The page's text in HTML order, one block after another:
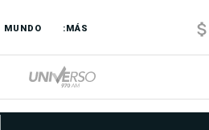
MUNDO :MÁS